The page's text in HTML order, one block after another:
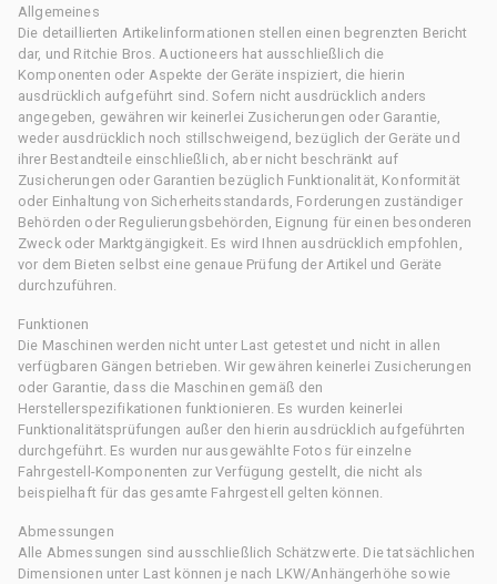
Allgemeines
Die detaillierten Artikelinformationen stellen einen begrenzten Bericht
dar, und Ritchie Bros. Auctioneers hat ausschließlich die
Komponenten oder Aspekte der Geräte inspiziert, die hierin
ausdrücklich aufgeführt sind. Sofern nicht ausdrücklich anders
angegeben, gewähren wir keinerlei Zusicherungen oder Garantie,
weder ausdrücklich noch stillschweigend, bezüglich der Geräte und
ihrer Bestandteile einschließlich, aber nicht beschränkt auf
Zusicherungen oder Garantien bezüglich Funktionalität, Konformität
oder Einhaltung von Sicherheitsstandards, Forderungen zuständiger
Behörden oder Regulierungsbehörden, Eignung für einen besonderen
Zweck oder Marktgängigkeit. Es wird Ihnen ausdrücklich empfohlen,
vor dem Bieten selbst eine genaue Prüfung der Artikel und Geräte
durchzuführen.
Funktionen
Die Maschinen werden nicht unter Last getestet und nicht in allen
verfügbaren Gängen betrieben. Wir gewähren keinerlei Zusicherungen
oder Garantie, dass die Maschinen gemäß den
Herstellerspezifikationen funktionieren. Es wurden keinerlei
Funktionalitätsprüfungen außer den hierin ausdrücklich aufgeführten
durchgeführt. Es wurden nur ausgewählte Fotos für einzelne
Fahrgestell-Komponenten zur Verfügung gestellt, die nicht als
beispielhaft für das gesamte Fahrgestell gelten können.
Abmessungen
Alle Abmessungen sind ausschließlich Schätzwerte. Die tatsächlichen
Dimensionen unter Last können je nach LKW/Anhängerhöhe sowie